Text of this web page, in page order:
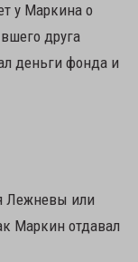
у Маркина о
друга
деньги фонда и
Лежневы или
Маркин отдавал